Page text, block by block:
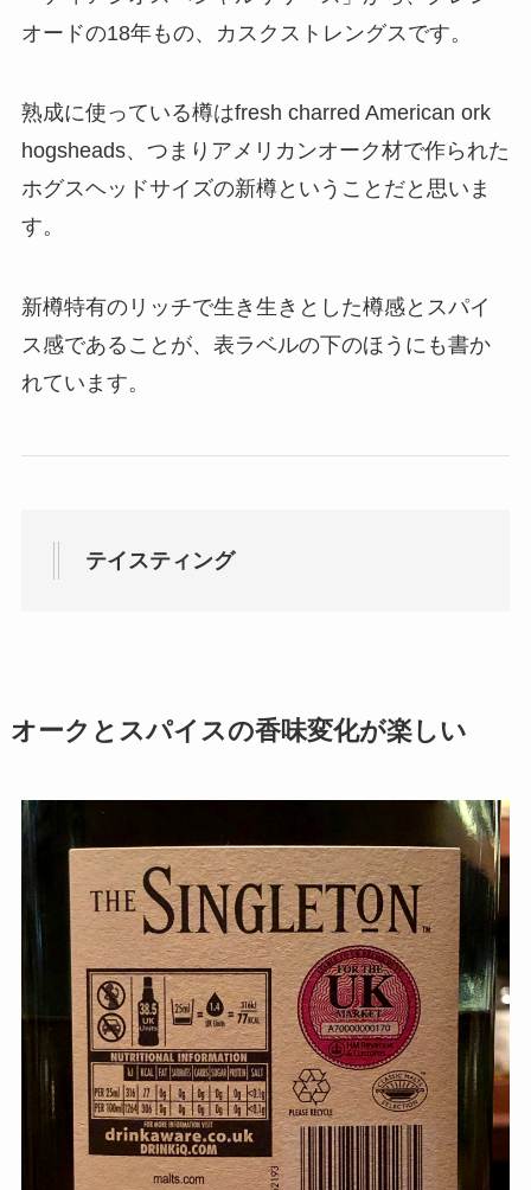
オードの18年もの、カスクストレングスです。
熟成に使っている樽はfresh charred American ork
hogsheads、つまりアメリカンオーク材で作られた
ホグスヘッドサイズの新樽ということだと思いま
す。
新樽特有のリッチで生き生きとした樽感とスパイ
ス感であることが、表ラベルの下のほうにも書か
れています。
テイスティング
オークとスパイスの香味変化が楽しい